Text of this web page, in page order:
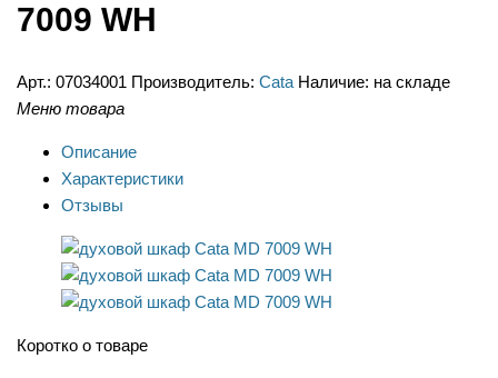
7009 WH
Арт.: 07034001 Производитель: Cata Наличие: на складе
Меню товара
Описание
Характеристики
Отзывы
Коротко о товаре